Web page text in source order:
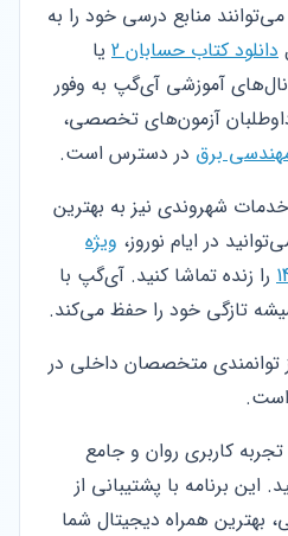
منابع درسی خود را به
دانلود کتاب حسابان 2 یا
آموزشی آی‌گپ به وفور
آزمون‌های تخصصی،
برق در دسترس است.
شهروندی نیز به بهترین
در ایام نوروز، ویژه
را زنده تماشا کنید. آی‌گپ با
تازگی خود را حفظ می‌کند.
توانمندی متخصصان داخلی در
است.
کاربری روان و جامع
برنامه با پشتیبانی از
بهترین همراه دیجیتال شما